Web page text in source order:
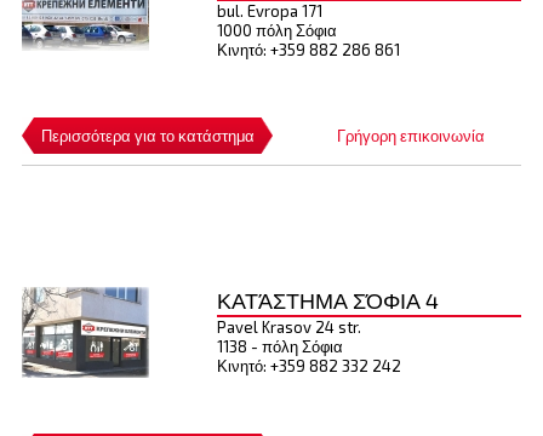
Περισσότερα για το κατάστημα Γρήγορη επικοινωνία
bul. Evropa 171
1000 πόλη Σόφια
Κινητό: +359 882 286 861
ΚΑΤΆΣΤΗΜΑ ΣΌΦΙΑ 4
Pavel Krasov 24 str.
1138 - πόλη Σόφια
Κινητό: +359 882 332 242